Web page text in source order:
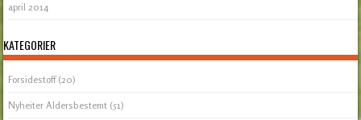
april 2014
KATEGORIER
Forsidestoff(20)
Nyheiter Aldersbestemt (51)